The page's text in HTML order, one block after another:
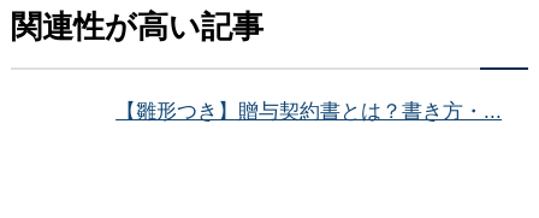
関連性が高い記事
【雛形つき】贈与契約書とは？書き方・...